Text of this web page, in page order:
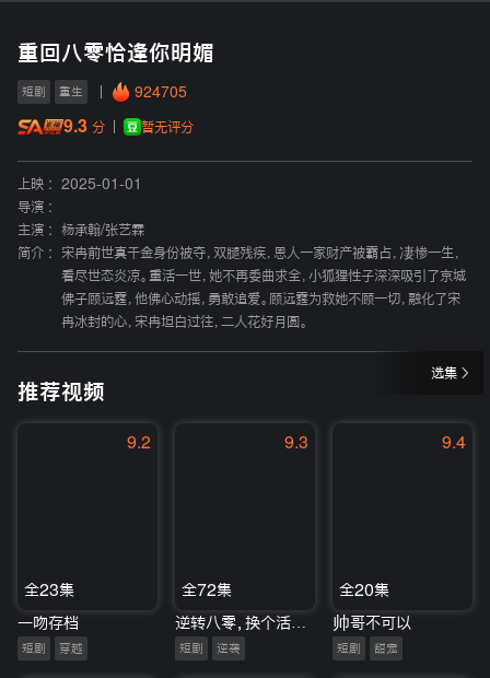
重回八零恰逢你明媚
短剧 重生 924705
9.3 分 暂无评分
上映 :
2025-01-01
导演 :
主演 :
杨承翰/张艺霖
简介 :
宋冉前世真千金身份被夺，双腿残疾，恩人一家财产被霸占，凄惨一生，
看尽世态炎凉。重活一世，她不再委曲求全，小狐狸性子深深吸引了京城
佛子顾远霆，他佛心动摇，勇敢追爱。顾远霆为救她不顾一切，融化了宋
冉冰封的心，宋冉坦白过往，二人花好月圆。
选集
推荐视频
9.2
全23集
一吻存档
短剧 穿越
9.3
全72集
短剧 逆袭
9.4
全20集
帅哥不可以
短剧 甜宠